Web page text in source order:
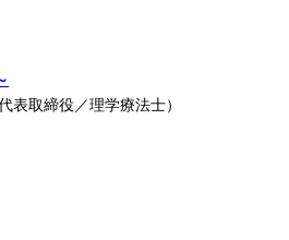
取締役／理学療法士）